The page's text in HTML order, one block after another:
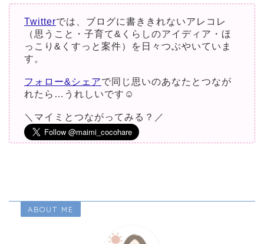
Twitterでは、ブログに書ききれないアレコレ
（思うこと・子育て&くらしのアイディア・ほ
っこり&くすっと案件）を日々つぶやいていま
す。
フォロー&シェアで同じ思いのあなたとつなが
れたら…うれしいです☺︎
＼マイミとつながってみる？／
ABOUT ME